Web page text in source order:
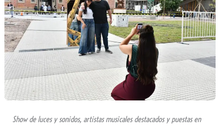
Show de luces y sonidos, artistas musicales destacados y puestas en